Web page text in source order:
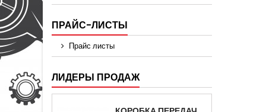
ПРАЙС-ЛИСТЫ
Прайс листы
ЛИДЕРЫ ПРОДАЖ